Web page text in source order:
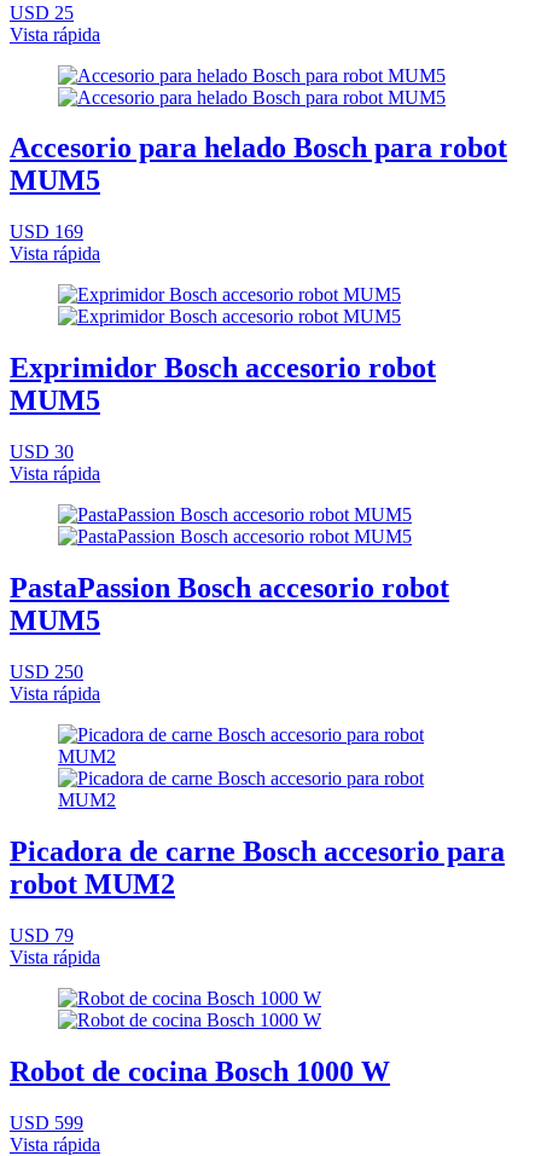
USD 25
Vista rápida
Accesorio para helado Bosch para robot
MUM5
USD 169
Vista rápida
Exprimidor Bosch accesorio robot
MUM5
USD 30
Vista rápida
PastaPassion Bosch accesorio robot
MUM5
USD 250
Vista rápida
Picadora de carne Bosch accesorio para
robot MUM2
USD 79
Vista rápida
Robot de cocina Bosch 1000 W
USD 599
Vista rápida